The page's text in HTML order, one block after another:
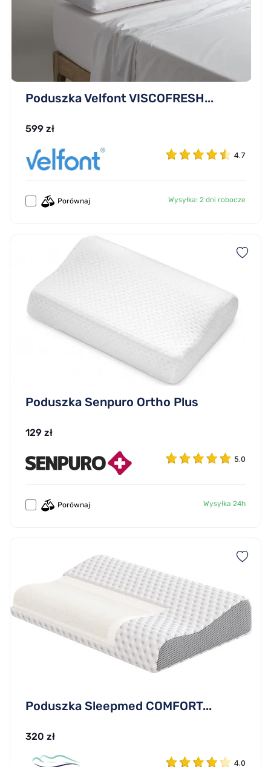
Poduszka Velfont VISCOFRESH...
599 zł
4.7
Porównaj Wysyłka: 2 dni robocze
Poduszka Senpuro Ortho Plus
129 zł
5.0
Porównaj Wysyłka 24h
Poduszka Sleepmed COMFORT...
320 zł
4.0